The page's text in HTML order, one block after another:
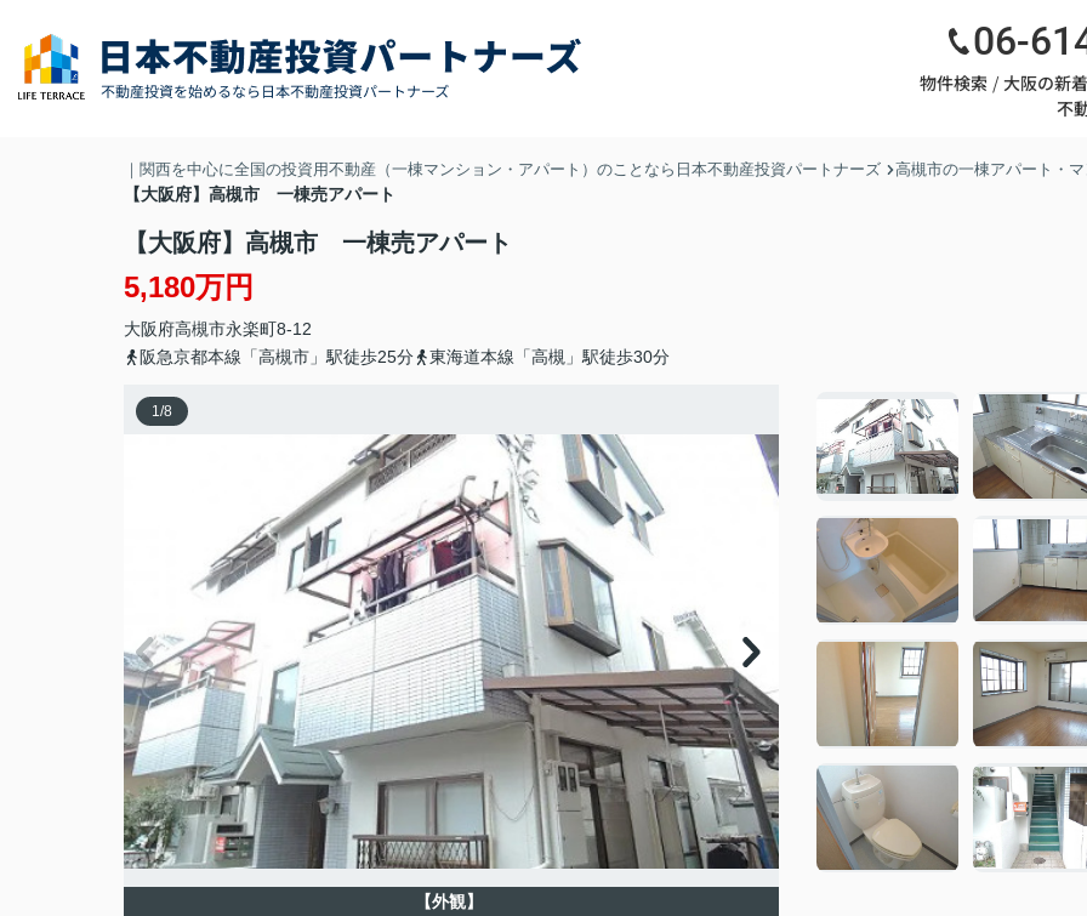
06-
物件検索
大阪の新
不
｜関西を中心に全国の投資用不動産（一棟マンション・アパート）のことなら日本不動産投資パートナーズ 高槻市の一棟アパート・
【大阪府】高槻市 一棟売アパート
【大阪府】高槻市 一棟売アパート
5,180万円
大阪府高槻市永楽町8-12
阪急京都本線「高槻市」駅徒歩25分
東海道本線「高槻」駅徒歩30分
1/8
【外観】